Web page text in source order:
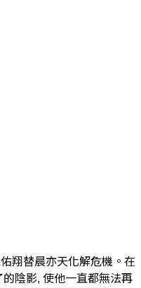
翔替晨亦天化解危機。在
陰影, 使他一直都無法再